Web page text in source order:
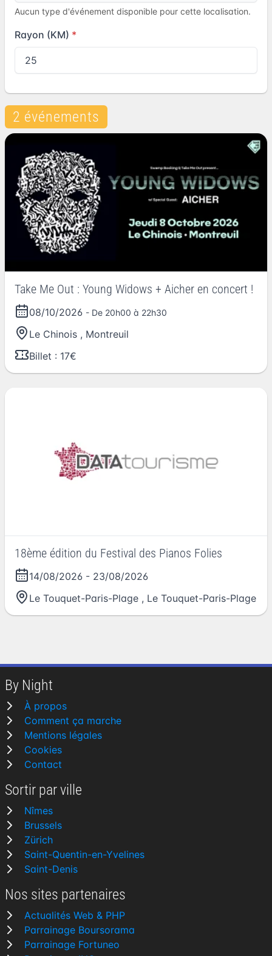
Aucun type d'événement disponible pour cette localisation.
Rayon (KM)
2 événements
Take Me Out : Young Widows + Aicher en concert !
08/10/2026 - De 20h00 à 22h30
Le Chinois , Montreuil
Billet : 17€
18ème édition du Festival des Pianos Folies
14/08/2026 - 23/08/2026
Le Touquet-Paris-Plage , Le Touquet-Paris-Plage
By Night
À propos
Comment ça marche
Mentions légales
Cookies
Contact
Sortir par ville
Nîmes
Brussels
Zürich
Saint-Quentin-en-Yvelines
Saint-Denis
Nos sites partenaires
Actualités Web & PHP
Parrainage Boursorama
Parrainage Fortuneo